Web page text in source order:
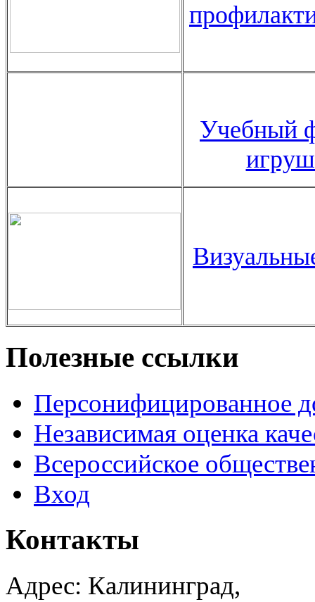
Учебный
Полезные ссылки
Персонифицированное
Независимая оценка
Всероссийское
Вход
Контакты
Адрес: Калининград,